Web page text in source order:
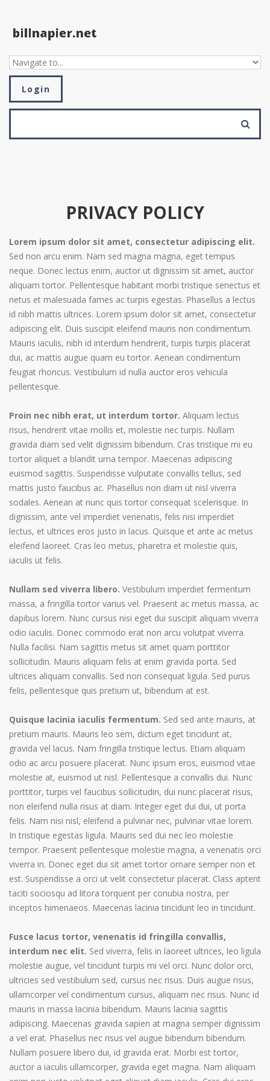
Login
PRIVACY POLICY
Lorem ipsum dolor sit amet, consectetur adipiscing elit.
Sed non arcu enim. Nam sed magna magna, eget tempus
neque. Donec lectus enim, auctor ut dignissim sit amet, auctor
aliquam tortor. Pellentesque habitant morbi tristique senectus et
netus et malesuada fames ac turpis egestas. Phasellus a lectus
id nibh mattis ultrices. Lorem ipsum dolor sit amet, consectetur
adipiscing elit. Duis suscipit eleifend mauris non condimentum.
Mauris iaculis, nibh id interdum hendrerit, turpis turpis placerat
dui, ac mattis augue quam eu tortor. Aenean condimentum
feugiat rhoncus. Vestibulum id nulla auctor eros vehicula
pellentesque.
Proin nec nibh erat, ut interdum tortor. Aliquam lectus
risus, hendrerit vitae mollis et, molestie nec turpis. Nullam
gravida diam sed velit dignissim bibendum. Cras tristique mi eu
tortor aliquet a blandit urna tempor. Maecenas adipiscing
euismod sagittis. Suspendisse vulputate convallis tellus, sed
mattis justo faucibus ac. Phasellus non diam ut nisl viverra
sodales. Aenean at nunc quis tortor consequat scelerisque. In
dignissim, ante vel imperdiet venenatis, felis nisi imperdiet
lectus, et ultrices eros justo in lacus. Quisque et ante ac metus
eleifend laoreet. Cras leo metus, pharetra et molestie quis,
iaculis ut felis.
Nullam sed viverra libero. Vestibulum imperdiet fermentum
massa, a fringilla tortor varius vel. Praesent ac metus massa, ac
dapibus lorem. Nunc cursus nisi eget dui suscipit aliquam viverra
odio iaculis. Donec commodo erat non arcu volutpat viverra.
Nulla facilisi. Nam sagittis metus sit amet quam porttitor
sollicitudin. Mauris aliquam felis at enim gravida porta. Sed
ultrices aliquam convallis. Sed non consequat ligula. Sed purus
felis, pellentesque quis pretium ut, bibendum at est.
Quisque lacinia iaculis fermentum. Sed sed ante mauris, at
pretium mauris. Mauris leo sem, dictum eget tincidunt at,
gravida vel lacus. Nam fringilla tristique lectus. Etiam aliquam
odio ac arcu posuere placerat. Nunc ipsum eros, euismod vitae
molestie at, euismod ut nisl. Pellentesque a convallis dui. Nunc
porttitor, turpis vel faucibus sollicitudin, dui nunc placerat risus,
non eleifend nulla risus at diam. Integer eget dui dui, ut porta
felis. Nam nisi nisl, eleifend a pulvinar nec, pulvinar vitae lorem.
In tristique egestas ligula. Mauris sed dui nec leo molestie
tempor. Praesent pellentesque molestie magna, a venenatis orci
viverra in. Donec eget dui sit amet tortor ornare semper non et
est. Suspendisse a orci ut velit consectetur placerat. Class aptent
taciti sociosqu ad litora torquent per conubia nostra, per
inceptos himenaeos. Maecenas lacinia tincidunt leo in tincidunt.
Fusce lacus tortor, venenatis id fringilla convallis,
interdum nec elit. Sed viverra, felis in laoreet ultrices, leo ligula
molestie augue, vel tincidunt turpis mi vel orci. Nunc dolor orci,
ultricies sed vestibulum sed, cursus nec risus. Duis augue risus,
ullamcorper vel condimentum cursus, aliquam nec risus. Nunc id
mauris in massa lacinia bibendum. Mauris lacinia sagittis
adipiscing. Maecenas gravida sapien at magna semper dignissim
a vel erat. Phasellus nec risus vel augue bibendum bibendum.
Nullam posuere libero dui, id gravida erat. Morbi est tortor,
auctor a iaculis ullamcorper, gravida eget magna. Nam aliquam